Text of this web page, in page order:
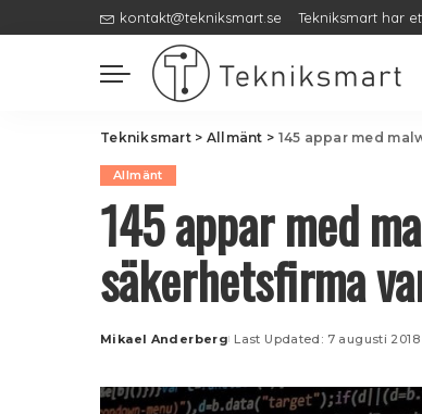
kontakt@tekniksmart.se Tekniksmart har
Tekniksmart> Allmänt > 145 appar med
Allmänt
145 appar med
säkerhetsfirma
Posted
Mikael Anderberg Last Updated: 7 augusti 2018